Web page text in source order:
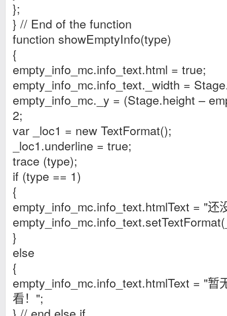
};
} // End of the function
function showEmptyInfo(type)
{
empty_info_mc.info_text.html = true;
empty_info_mc.info_text._width =
empty_info_mc._y = (Stage.height –
2;
var _loc1 = new TextFormat();
_loc1.underline = true;
trace (type);
if (type == 1)
{
empty_info_mc.info_text.htmlText = "还
}
else
{
empty_info_mc.info_text.htmlText = "暂
看！";